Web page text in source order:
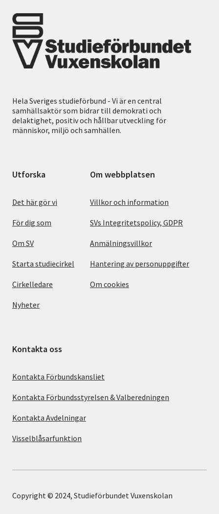
Hela Sveriges studieförbund - Vi är en central
samhällsaktör som bidrar till demokrati och
delaktighet, positiv och hållbar utveckling för
människor, miljö och samhällen.
Utforska
Det här gör vi
För dig som
Om SV
Starta studiecirkel
Cirkelledare
Nyheter
Om webbplatsen
Villkor och information
SVs Integritetspolicy, GDPR
Anmälningsvillkor
Hantering av personuppgifter
Om cookies
Kontakta oss
Kontakta Förbundskansliet
Kontakta Förbundsstyrelsen & Valberedningen
Kontakta Avdelningar
Visselblåsarfunktion
Copyright © 2024, Studieförbundet Vuxenskolan